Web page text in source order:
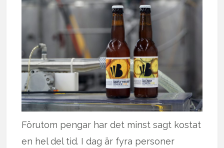
Förutom pengar har det minst sagt kostat
en hel del tid. I dag är fyra personer